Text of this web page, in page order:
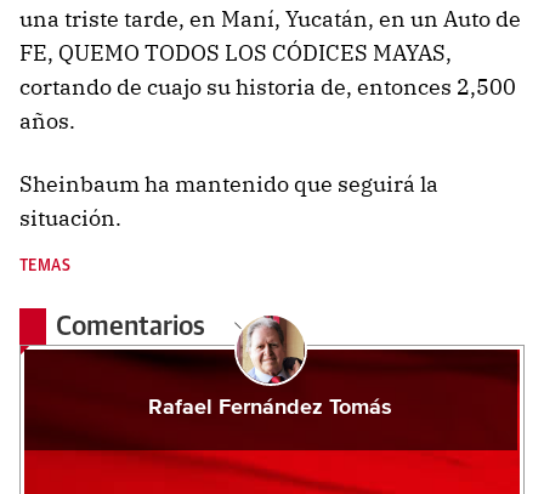
una triste tarde, en Maní, Yucatán, en un Auto de
FE, QUEMO TODOS LOS CÓDICES MAYAS,
cortando de cuajo su historia de, entonces 2,500
años.
Sheinbaum ha mantenido que seguirá la
situación.
TEMAS
Comentarios
Rafael Fernández Tomás